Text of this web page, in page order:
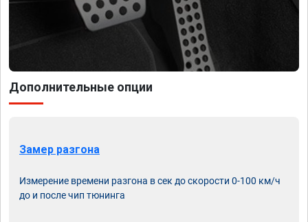
Дополнительные опции
Замер разгона
Измерение времени разгона в сек до скорости 0-100 км/ч
до и после чип тюнинга